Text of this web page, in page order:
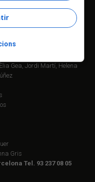
Gea, Jordi Martí, Helena
Gris
Tel. 93 237 08 05